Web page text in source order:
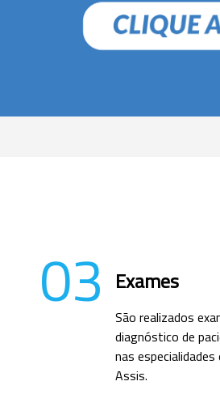
03 Exames
São realizados
diagnóstico de
nas
Assis.